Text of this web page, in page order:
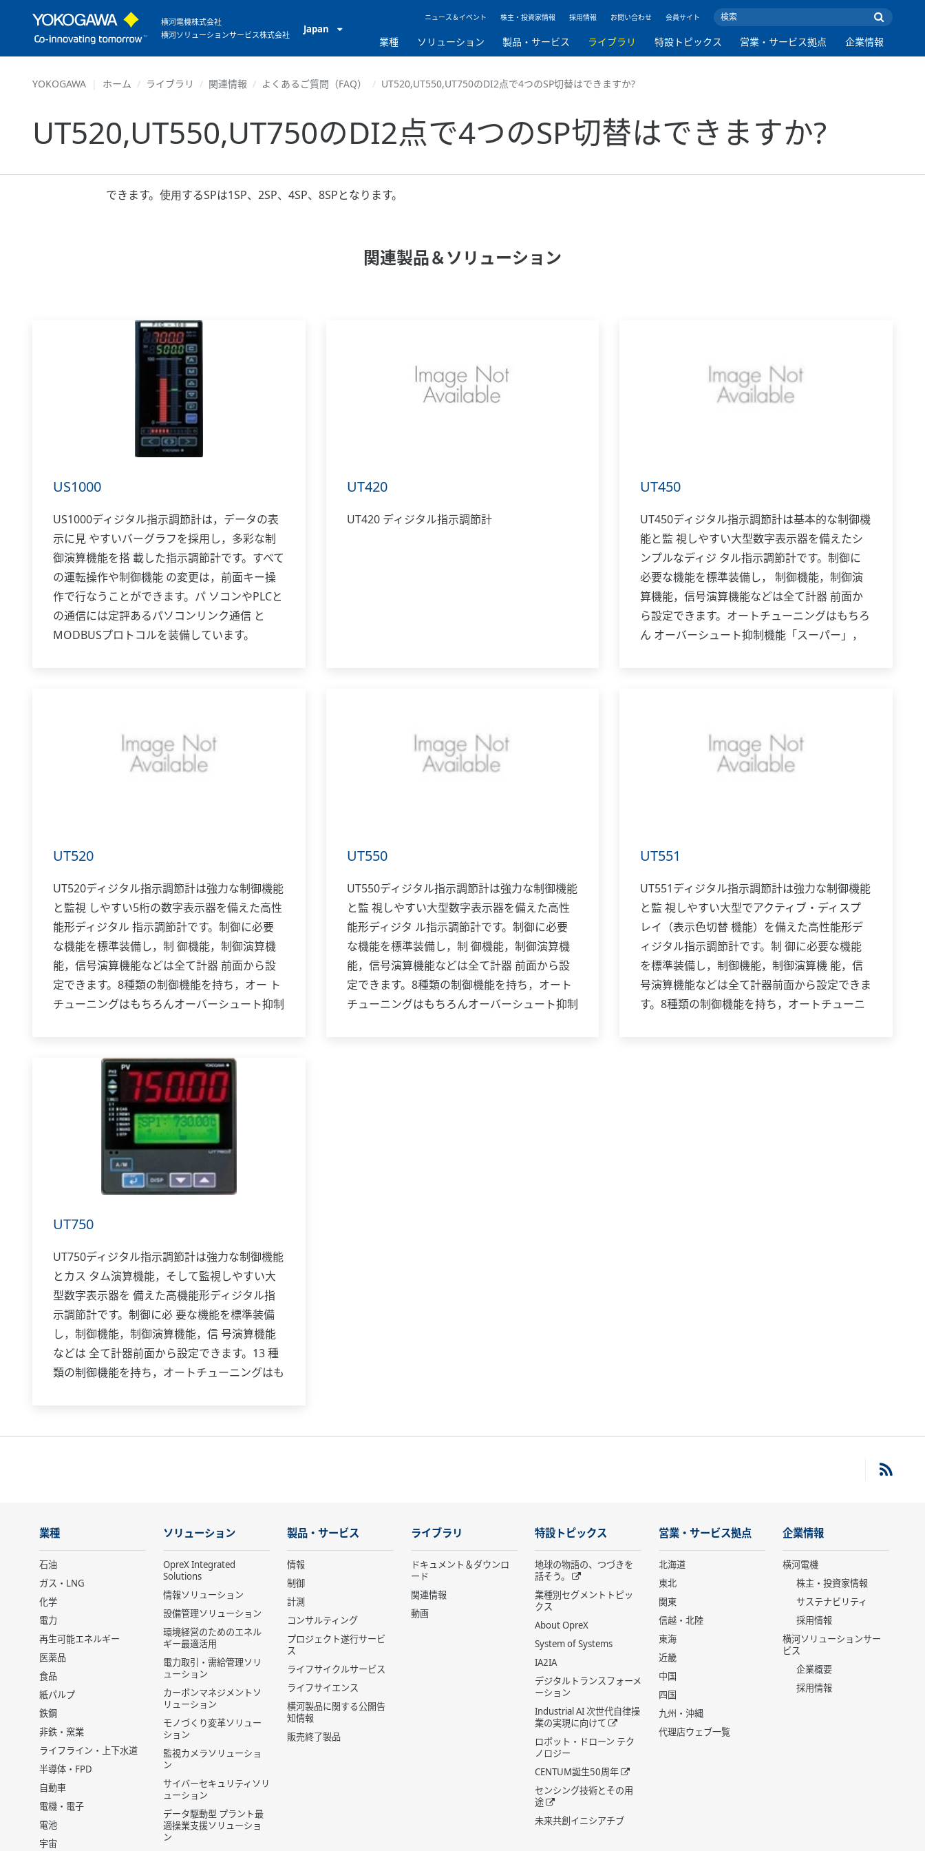
横河電機株式会社
横河ソリューションサービス株式会社
Japan
ニュース＆イベント 株主・投資家情報 採用情報 お問い合わせ 会員サイト
業種 ソリューション 製品・サービス ライブラリ 特設トピックス 営業・サービス拠点 企業情報
YOKOGAWA ホーム ライブラリ 関連情報 よくあるご質問（FAQ） UT520,UT550,UT750のDI2点で4つのSP切替はできますか?
UT520,UT550,UT750のDI2点で4つのSP切替はできますか?
できます。使用するSPは1SP、2SP、4SP、8SPとなります。
関連製品＆ソリューション
US1000
US1000ディジタル指示調節計は，データの表
示に見 やすいバーグラフを採用し，多彩な制
御演算機能を搭 載した指示調節計です。すべて
の運転操作や制御機能 の変更は，前面キー操
作で行なうことができます。パ ソコンやPLCと
の通信には定評あるパソコンリンク通信 と
MODBUSプロトコルを装備しています。
UT420
UT420 ディジタル指示調節計
UT450
UT450ディジタル指示調節計は基本的な制御機
能と監 視しやすい大型数字表示器を備えたシ
ンプルなディジ タル指示調節計です。制御に
必要な機能を標準装備し， 制御機能，制御演
算機能，信号演算機能などは全て計器 前面か
ら設定できます。オートチューニングはもちろ
ん オーバーシュート抑制機能「スーパー」，
UT520
UT520ディジタル指示調節計は強力な制御機能
と監視 しやすい5桁の数字表示器を備えた高性
能形ディジタル 指示調節計です。制御に必要
な機能を標準装備し，制 御機能，制御演算機
能，信号演算機能などは全て計器 前面から設
定できます。8種類の制御機能を持ち，オー ト
チューニングはもちろんオーバーシュート抑制
48mm（幅）×96mm（高さ）と 小形で，省ス
ペース対応設計です。
UT550
UT550ディジタル指示調節計は強力な制御機能
と監 視しやすい大型数字表示器を備えた高性
能形ディジタ ル指示調節計です。制御に必要
な機能を標準装備し，制 御機能，制御演算機
能，信号演算機能などは全て計器 前面から設
定できます。8種類の制御機能を持ち，オート
チューニングはもちろんオーバーシュート抑制
UT551
UT551ディジタル指示調節計は強力な制御機能
と監 視しやすい大型でアクティブ・ディスプ
レイ（表示色切替 機能）を備えた高性能形デ
ィジタル指示調節計です。制 御に必要な機能
を標準装備し，制御機能，制御演算機 能，信
号演算機能などは全て計器前面から設定できま
す。8種類の制御機能を持ち，オートチューニ
UT750
UT750ディジタル指示調節計は強力な制御機能
とカス タム演算機能，そして監視しやすい大
型数字表示器を 備えた高機能形ディジタル指
示調節計です。制御に必 要な機能を標準装備
し，制御機能，制御演算機能，信 号演算機能
などは 全て計器前面から設定できます。13 種
類の制御機能を持ち，オートチューニングはも
業種
石油
ガス・LNG
化学
電力
再生可能エネルギー
医薬品
食品
紙パルプ
鉄鋼
非鉄・窯業
ライフライン・上下水道
半導体・FPD
自動車
電機・電子
電池
宇宙
ソリューション
OpreX Integrated
Solutions
情報ソリューション
設備管理ソリューション
環境経営のためのエネル
ギー最適活用
電力取引・需給管理ソリ
ューション
カーボンマネジメントソ
リューション
モノづくり変革ソリュー
ション
監視カメラソリューショ
ン
サイバーセキュリティソリ
ューション
データ駆動型 プラント最
適操業支援ソリューショ
ン
製品・サービス
情報
制御
計測
コンサルティング
プロジェクト遂行サービ
ス
ライフサイクルサービス
ライフサイエンス
横河製品に関する公開告
知情報
販売終了製品
ライブラリ
ドキュメント＆ダウンロ
ード
関連情報
動画
特設トピックス
地球の物語の、つづきを
話そう。
業種別セグメントトピッ
クス
About OpreX
System of Systems
IA2IA
デジタルトランスフォーメ
ーション
Industrial AI 次世代自律操
業の実現に向けて
ロボット・ドローン テク
ノロジー
CENTUM誕生50周年
センシング技術とその用
途
未来共創イニシアチブ
営業・サービス拠点
北海道
東北
関東
信越・北陸
東海
近畿
中国
四国
九州・沖縄
代理店ウェブ一覧
企業情報
横河電機
株主・投資家情報
サステナビリティ
採用情報
横河ソリューションサー
ビス
企業概要
採用情報